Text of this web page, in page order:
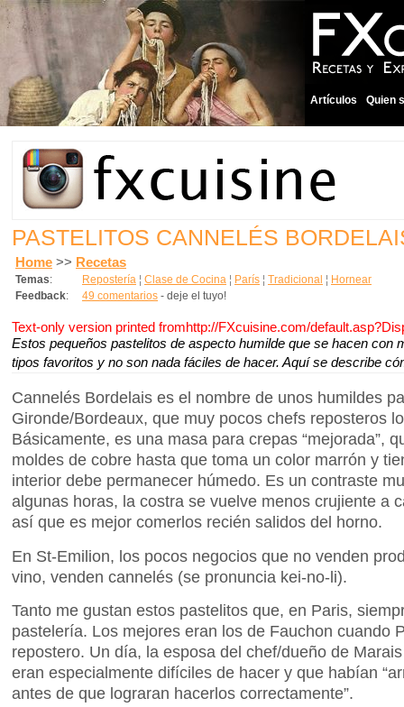
Artículos Quien
PASTELITOS CANNELÉS
Home >> Recetas
Temas: Repostería ¦ Clase de Cocina ¦ París ¦ Tradicional ¦ Hornear
Feedback: 49 comentarios - deje el tuyo!
Text-only version printed fromhttp://FXcuisine.com/
Estos pequeños pastelitos de aspecto humilde que se hacen con
tipos favoritos y no son nada fáciles de hacer. Aquí se describe
Cannelés Bordelais es el nombre de unos humildes
Gironde/Bordeaux, que muy pocos chefs reposteros
Básicamente, es una masa para crepas “mejorada”,
moldes de cobre hasta que toma un color marrón y
interior debe permanecer húmedo. Es un contraste
algunas horas, la costra se vuelve menos crujiente a
así que es mejor comerlos recién salidos del horno.
En St-Emilion, los pocos negocios que no venden
vino, venden cannelés (se pronuncia kei-no-li).
Tanto me gustan estos pastelitos que, en Paris,
pastelería. Los mejores eran los de Fauchon cuando
repostero. Un día, la esposa del chef/dueño de
eran especialmente difíciles de hacer y que habían
antes de que lograran hacerlos correctamente”.